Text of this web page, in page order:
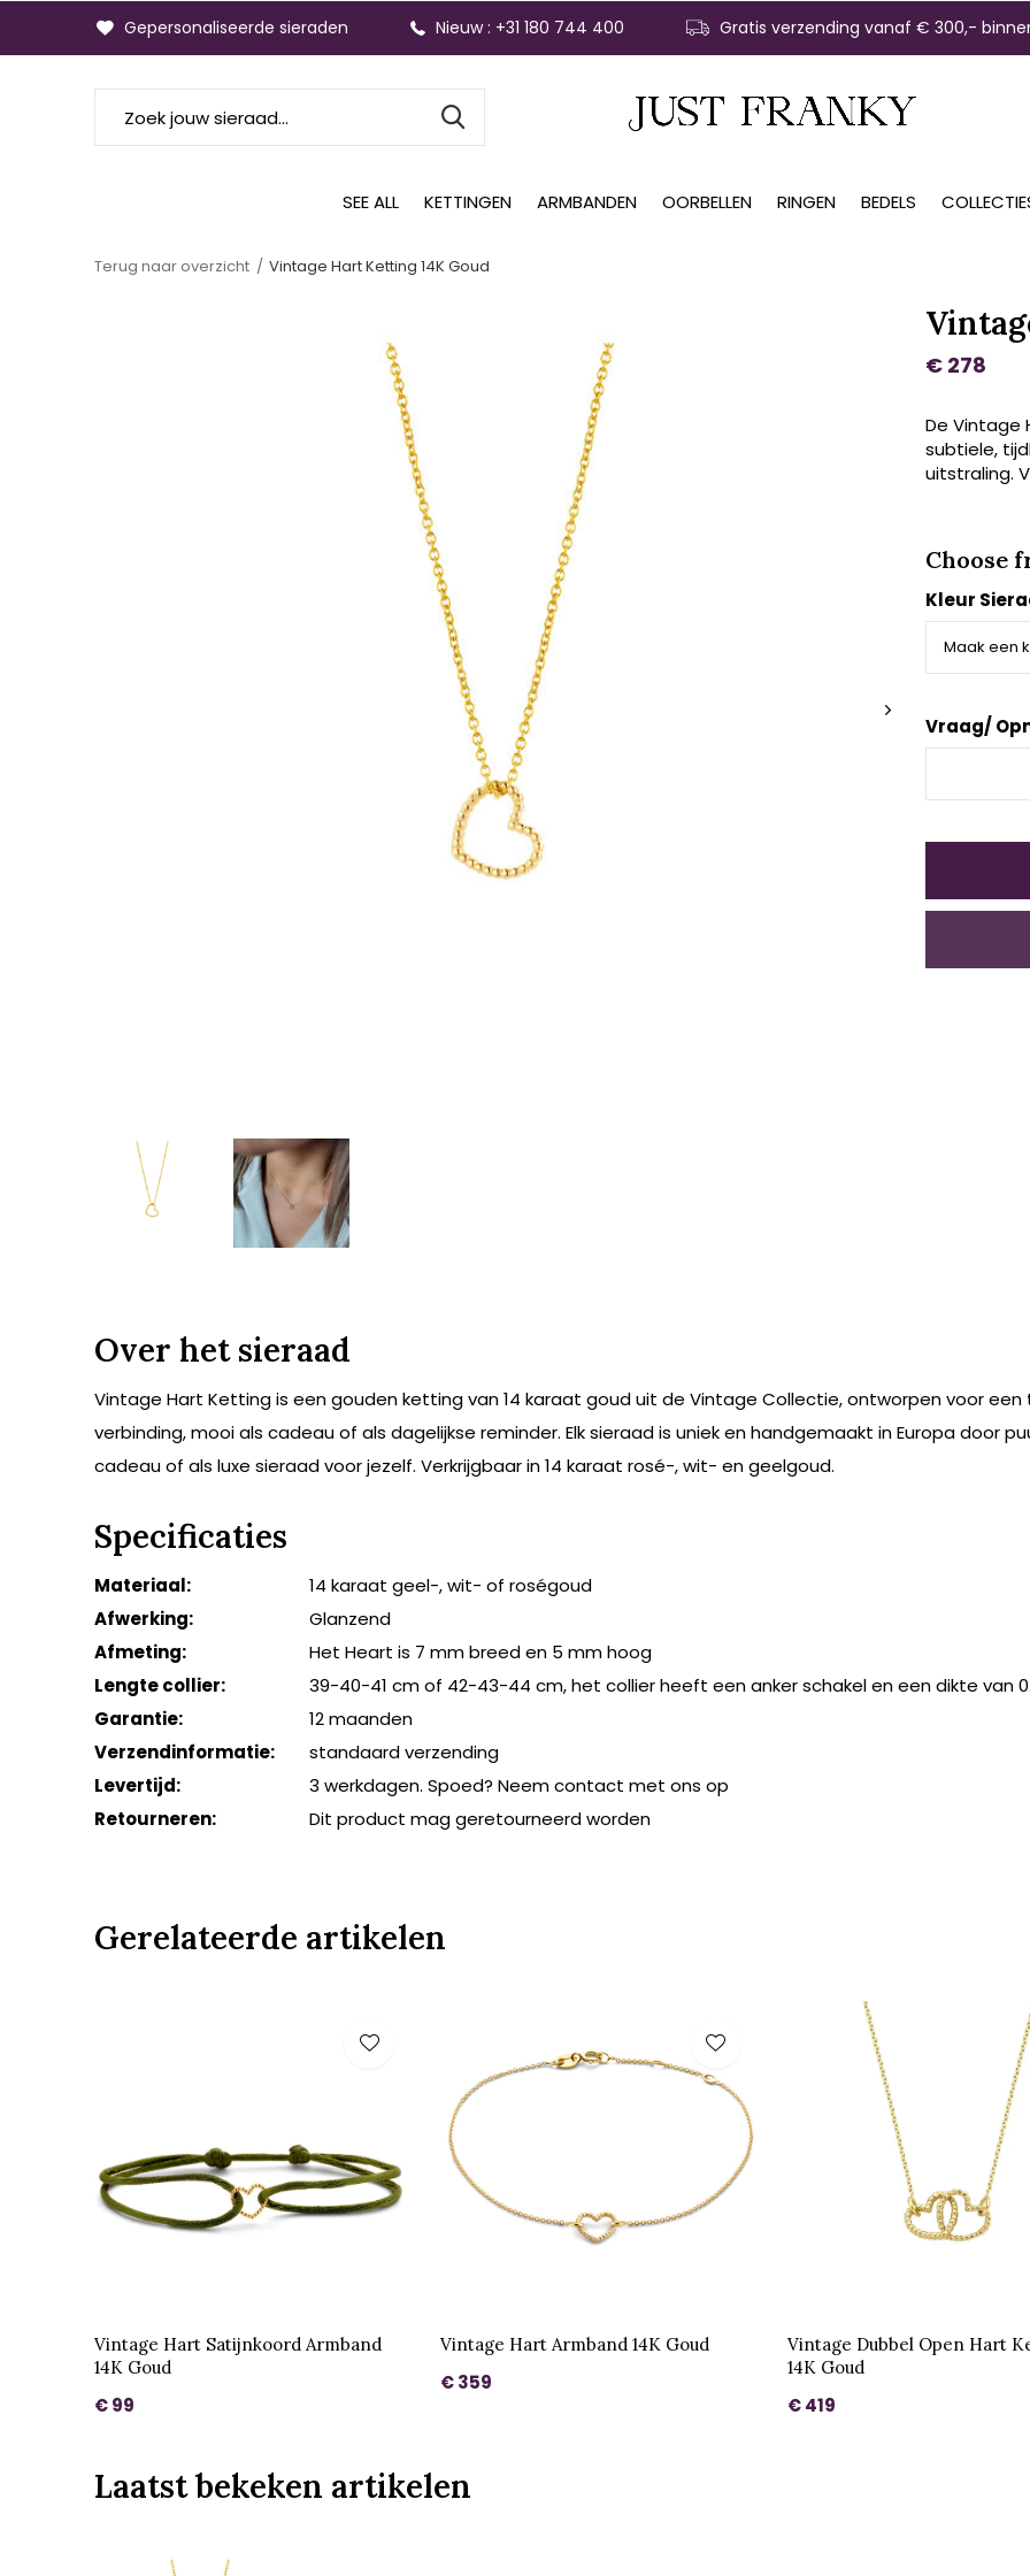
SEE ALL KETTINGEN ARMBANDEN OORBELLEN RINGEN BEDELS
Gepersonaliseerde sieraden Nieuw : +31 180 744 400 Gratis verzending vanaf € 300,-
Terug naar overzicht Vintage Hart Ketting 14K Goud
€ 278
De Vintage
subtiele,
uitstraling.
Choose
Kleur
Vraag/
Over het sieraad
Vintage Hart Ketting is een gouden ketting van 14 karaat goud uit de Vintage Collectie, ontworpen voor een
verbinding, mooi als cadeau of als dagelijkse reminder. Elk sieraad is uniek en handgemaakt in Europa door
cadeau of als luxe sieraad voor jezelf. Verkrijgbaar in 14 karaat rosé-, wit- en geelgoud.
Specificaties
Materiaal:
14 karaat geel-, wit- of roségoud
Afwerking:
Glanzend
Afmeting:
Het Heart is 7 mm breed en 5 mm hoog
Lengte collier:
39-40-41 cm of 42-43-44 cm, het collier heeft een anker schakel en een dikte van
Garantie:
12 maanden
Verzendinformatie:
standaard verzending
Levertijd:
3 werkdagen. Spoed? Neem contact met ons op
Retourneren:
Dit product mag geretourneerd worden
Gerelateerde artikelen
Vintage Hart Satijnkoord Armband
14K Goud
€ 99
Vintage Hart Armband 14K Goud
€ 359
Vintage Dubbel Open Hart
14K Goud
€ 419
Laatst bekeken artikelen